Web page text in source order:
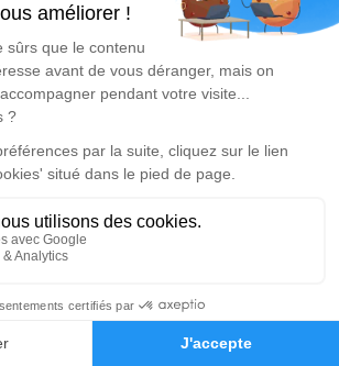
Hommages
plantation d’arbre hommage est
03 juillet 2026 à 15h00
de Sainte-Anne
Je rends hommage